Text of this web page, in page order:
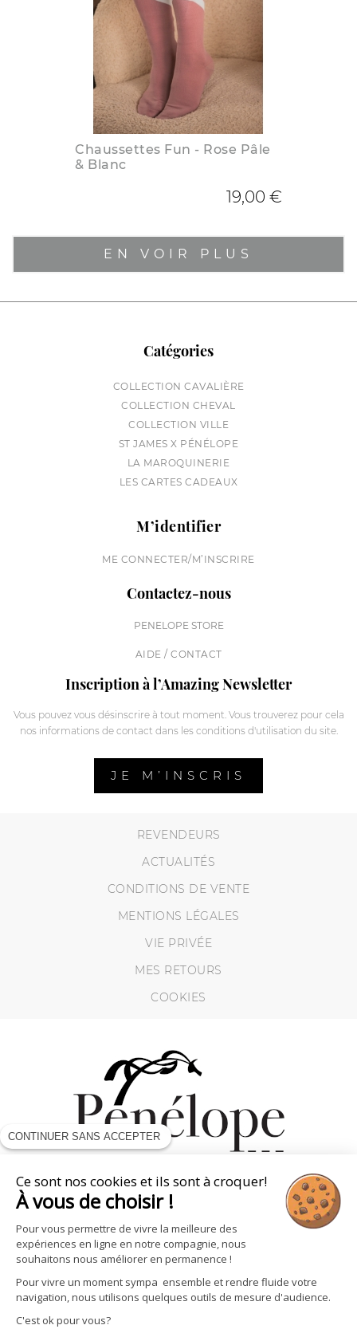
Chaussettes Fun - Rose Pâle
& Blanc
19,00 €
EN VOIR PLUS
Catégories
COLLECTION CAVALIÈRE
COLLECTION CHEVAL
COLLECTION VILLE
ST JAMES X PÉNÉLOPE
LA MAROQUINERIE
LES CARTES CADEAUX
M’identifier
ME CONNECTER/M’INSCRIRE
Contactez-nous
PENELOPE STORE
AIDE / CONTACT
Inscription à l’Amazing Newsletter
Vous pouvez vous désinscrire à tout moment. Vous trouverez pour cela
nos informations de contact dans les conditions d'utilisation du site.
JE M’INSCRIS
REVENDEURS
ACTUALITÉS
CONDITIONS DE VENTE
MENTIONS LÉGALES
VIE PRIVÉE
MES RETOURS
COOKIES
SUIVEZ - NOUS
CONTINUER SANS ACCEPTER
Ce sont nos cookies et ils sont à croquer!
À vous de choisir !
Pour vous permettre de vivre la meilleure des
expériences en ligne en notre compagnie, nous
souhaitons nous améliorer en permanence !
Pour vivre un moment sympa ensemble et rendre fluide votre
navigation, nous utilisons quelques outils de mesure d'audience.
C'est ok pour vous?